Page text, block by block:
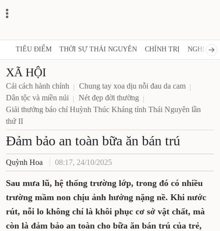
TIÊU ĐIỂM THỜI SỰ THÁI NGUYÊN CHÍNH TRỊ NGHỊ
XÃ HỘI
Cải cách hành chính
Chung tay xoa dịu nỗi đau da cam
Dân tộc và miền núi
Nét đẹp đời thường
Giải thưởng báo chí Huỳnh Thúc Kháng tỉnh Thái Nguyên lần
thứ II
Đảm bảo an toàn bữa ăn bán trú
Quỳnh Hoa 08:17, 24/10/2025
Sau mưa lũ, hệ thống trường lớp, trong đó có nhiều
trường mầm non chịu ảnh hưởng nặng nề. Khi nước
rút, nỗi lo không chỉ là khôi phục cơ sở vật chất, mà
còn là đảm bảo an toàn cho bữa ăn bán trú của trẻ,